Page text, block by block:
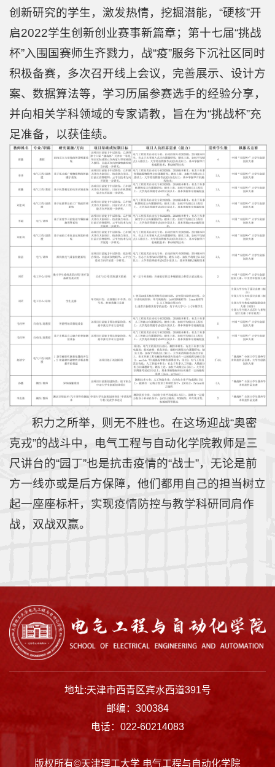
创新研究的学生，激发热情，挖掘潜能，“硬核”开
启2022学生创新创业赛事新篇章；第十七届“挑战
杯”入围国赛师生齐戮力，战“疫”服务下沉社区同时
积极备赛，多次召开线上会议，完善展示、设计方
案、数据算法等，学习历届参赛选手的经验分享，
并向相关学科领域的专家请教，旨在为“挑战杯”充
足准备，以获佳绩。
积力之所举，则无不胜也。在这场迎战“奥密
克戎”的战斗中，电气工程与自动化学院教师是三
尺讲台的“园丁”也是抗击疫情的“战士”，无论是前
方一线亦或是后方保障，他们都用自己的担当树立
起一座座标杆，实现疫情防控与教学科研同肩作
战，双战双赢。
地址:天津市西青区宾水西道391号
邮编：300384
电话：022-60214083
版权所有©天津理工大学 电气工程与自动化学院